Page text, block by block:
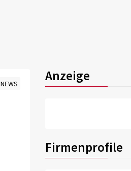
NEWS
Anzeige
Firmenprofile